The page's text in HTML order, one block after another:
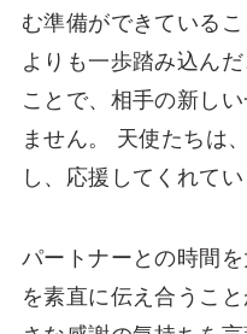
む準備ができている
よりも一歩踏み込ん
ことで、相手の新し
ません。 天使たちは
し、応援してくれてい
パートナーとの時間
を素直に伝え合うこ